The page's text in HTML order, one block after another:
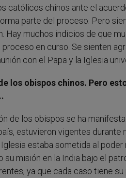
católicos chinos ante el
parte del proceso. Pero
Hay muchos indicios de que
en curso. Se sienten
con el Papa y la Iglesia
los obispos chinos. Pero
de los obispos se ha
estuvieron vigentes durante
estaba sometida al poder
misión en la India bajo el
ya que cada caso tiene